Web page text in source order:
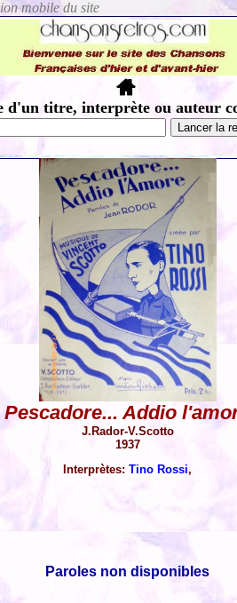
d'un titre, interprète ou auteur
Pescadore... Addio
J.Rador-V.Scotto
1937
Interprètes:Tino Rossi,
Paroles non disponibles